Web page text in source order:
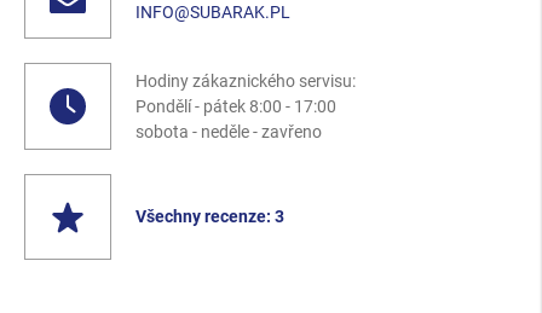
INFO@SUBARAK.PL
Hodiny zákaznického servisu:
Pondělí - pátek 8:00 - 17:00
sobota - neděle - zavřeno
Všechny recenze: 3